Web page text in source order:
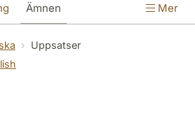
Ämnen
Institutionen
Mer
Uppsatser